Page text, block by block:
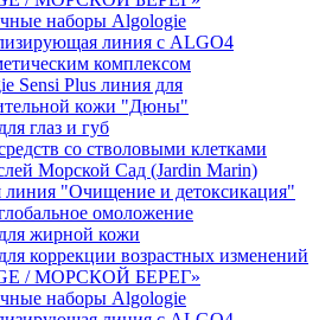
наборы Algologie
линия с ALGO4
комплексом
Sensi Plus линия для
кожи "Дюны"
глаз и губ
со стволовыми клетками
Морской Сад (Jardin Marin)
линия "Очищение и детоксикация"
омоложение
жирной кожи
коррекции возрастных изменений
/ МОРСКОЙ БЕРЕГ»
наборы Algologie